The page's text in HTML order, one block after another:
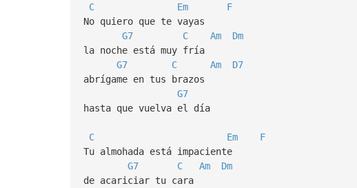
C Em
F
No quiero que te vayas
G7
C Am
Dm
la noche está muy fría
G7
C Am
D7
abrígame en tus brazos
G7
hasta que vuelva el día
C Em
F
Tu almohada está impaciente
G7
C Am
Dm
de acariciar tu cara